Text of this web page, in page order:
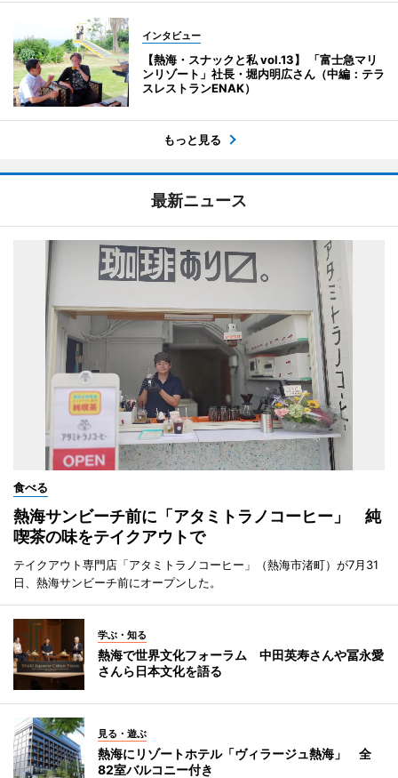
インタビュー
【熱海・スナックと私 vol.13】 「富士急マリ
ンリゾート」社長・堀内明広さん（中編：テラ
スレストランENAK）
もっと見る
最新ニュース
食べる
熱海サンビーチ前に「アタミトラノコーヒー」 純
喫茶の味をテイクアウトで
テイクアウト専門店「アタミトラノコーヒー」（熱海市渚町）が7月31
日、熱海サンビーチ前にオープンした。
学ぶ・知る
熱海で世界文化フォーラム 中田英寿さんや冨永愛
さんら日本文化を語る
見る・遊ぶ
熱海にリゾートホテル「ヴィラージュ熱海」 全
82室バルコニー付き